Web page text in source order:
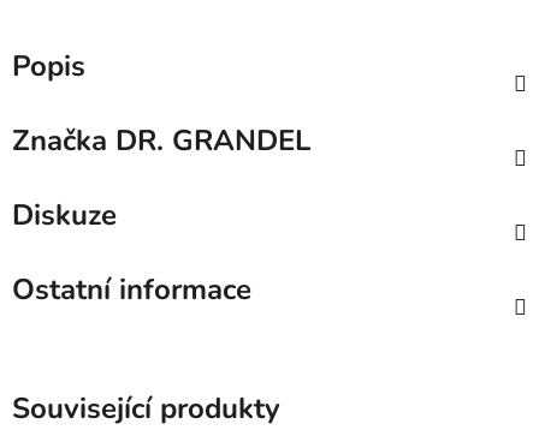
Popis
Značka DR. GRANDEL
Diskuze
Ostatní informace
Související produkty